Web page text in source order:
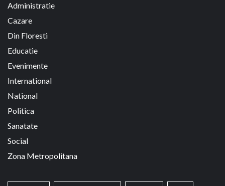
Administratie
Cazare
Din Floresti
Educatie
Evenimente
International
National
Politica
Sanatate
Social
Zona Metropolitana